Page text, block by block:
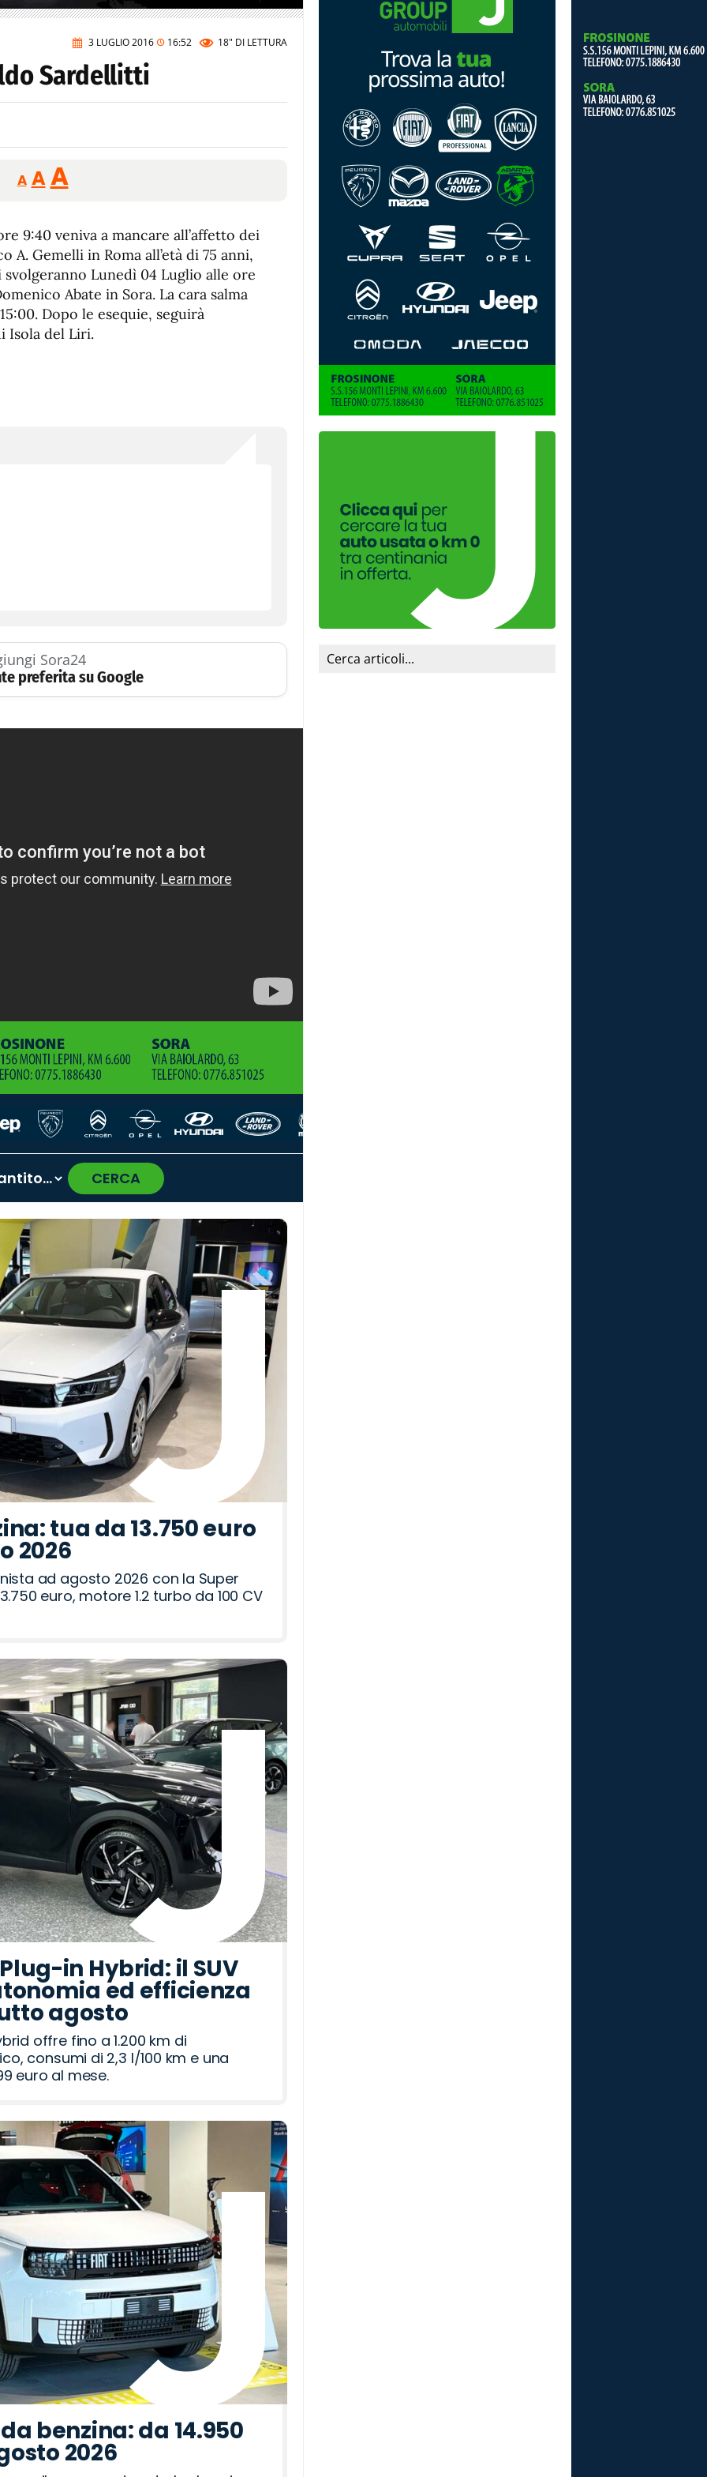
3 LUGLIO 2016 16:52 18" DI LETTURA
Sardellitti
A
Reducir
tamaño
A Restablecer
tamaño
de
fuente
AAumentar
de
fuente.
9:40 veniva a mancare all’affetto dei
A. Gemelli in Roma all’età di 75 anni,
Lunedì 04 Luglio alle ore
Abate in Sora. La cara salma
Dopo le esequie, seguirà
Isola del Liri.
Sora24
preferita su Google
CERCA
›
tua da 13.750 euro
2026
ad agosto 2026 con la Super
euro, motore 1.2 turbo da 100 CV
in Hybrid: il SUV
ed efficienza
agosto
offre fino a 1.200 km di
consumi di 2,3 l/100 km e una
euro al mese.
benzina: da 14.950
2026